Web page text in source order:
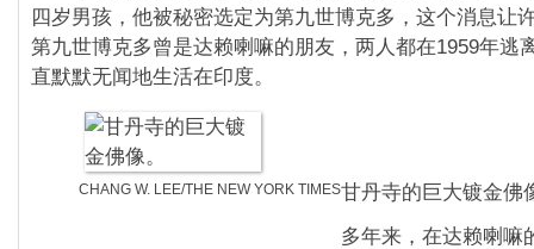
四岁男孩，他被秘密选定为第九世博克多，这个消息让
第九世博克多曾是达赖喇嘛的朋友，两人都在1959年逃
直默默无闻地生活在印度。
甘丹寺的巨大镀金佛
CHANG W. LEE/THE NEW YORK TIMES
多年来，在达赖喇嘛